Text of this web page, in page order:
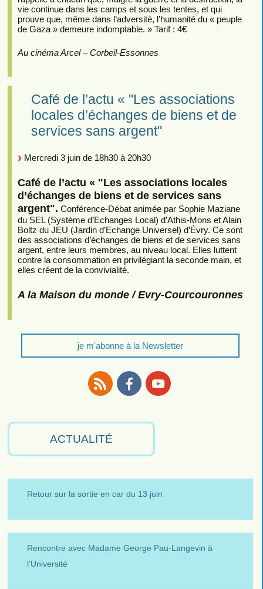
vie continue dans les camps et sous les tentes, et qui
prouve que, même dans l’adversité, l’humanité du « peuple
de Gaza » demeure indomptable. » Tarif : 4€
Au cinéma Arcel – Corbeil-Essonnes
Café de l’actu « "Les associations
locales d’échanges de biens et de
services sans argent"
Mercredi 3 juin de 18h30 à 20h30
Café de l’actu « "Les associations locales
d’échanges de biens et de services sans
argent". Conférence-Débat animée par Sophie Maziane
du SEL (Système d’Echanges Local) d’Athis-Mons et Alain
Boltz du JEU (Jardin d’Echange Universel) d’Évry. Ce sont
des associations d’échanges de biens et de services sans
argent, entre leurs membres, au niveau local. Elles luttent
contre la consommation en privilégiant la seconde main, et
elles créent de la convivialité.
A la Maison du monde / Evry-Courcouronnes
je m'abonne à la Newsletter
ACTUALITÉ
Retour sur la sortie en car du 13 juin
Rencontre avec Madame George Pau-Langevin à
l’Université